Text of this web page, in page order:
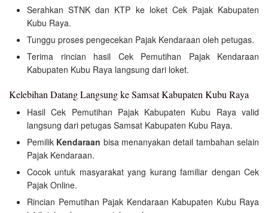
Serahkan STNK dan KTP ke loket Cek Pajak Kabupaten
Kubu Raya.
Tunggu proses pengecekan Pajak Kendaraan oleh petugas.
Terima rincian hasil Cek Pemutihan Pajak Kendaraan
Kabupaten Kubu Raya langsung dari loket.
Kelebihan Datang Langsung ke Samsat Kabupaten Kubu Raya
Hasil Cek Pemutihan Pajak Kabupaten Kubu Raya valid
langsung dari petugas Samsat Kabupaten Kubu Raya.
Pemilik Kendaraan bisa menanyakan detail tambahan selain
Pajak Kendaraan.
Cocok untuk masyarakat yang kurang familiar dengan Cek
Pajak Online.
Rincian Pemutihan Pajak Kendaraan Kabupaten Kubu Raya